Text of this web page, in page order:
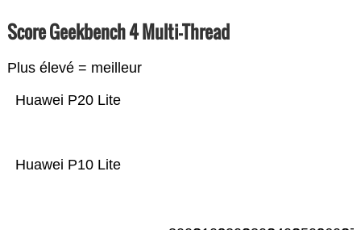
Score Geekbench 4 Multi-Thread
Plus élevé = meilleur
Huawei P10 Lite
Huawei P20 Lite